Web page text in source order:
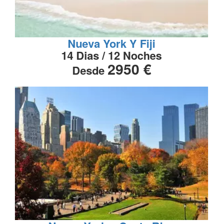
Nueva York Y Fiji
14 Dias / 12 Noches
Desde 2950 €